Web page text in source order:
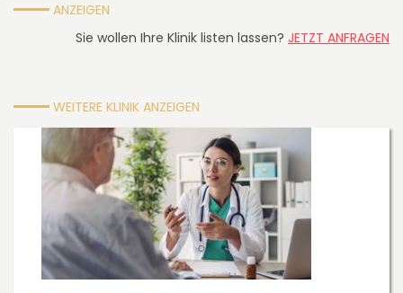
ANZEIGEN
Sie wollen Ihre Klinik listen lassen? JETZT ANFRAGEN
WEITERE KLINIK ANZEIGEN